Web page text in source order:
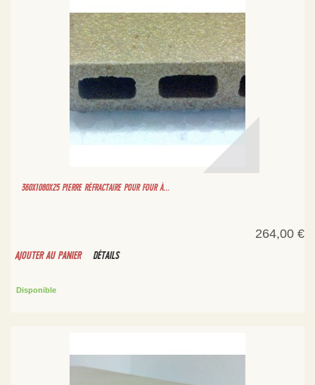
360X1080X25 PIERRE RÉFRACTAIRE POUR FOUR À...
264,00 €
AJOUTER AU PANIER DÉTAILS
Disponible